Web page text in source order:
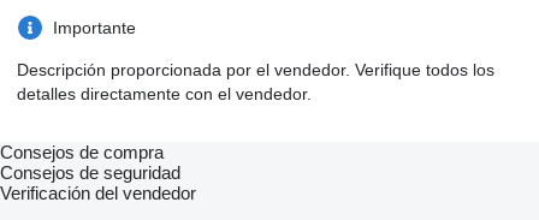
Importante
Descripción proporcionada por el vendedor. Verifique todos los
detalles directamente con el vendedor.
Consejos de compra
Consejos de seguridad
Verificación del vendedor